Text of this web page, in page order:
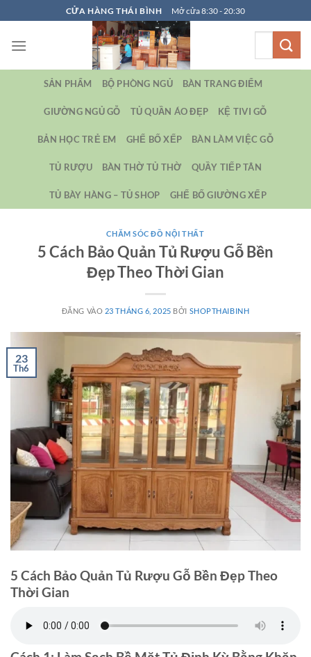
qua
nội
CỬA HÀNG THÁI BÌNH Mở cửa 8:30 - 20:30
SẢN PHẨM BỘ PHÒNG NGỦ BÀN TRANG ĐIỂM
GIƯỜNG NGỦ GỖ TỦ QUẦN ÁO ĐẸP KỆ TIVI GỖ
BẢN HỌC TRẺ EM GHẾ BỐ XẾP BÀN LÀM VIỆC GỖ
TỦ RƯỢU BÀN THỜ TỦ THỜ QUẦY TIẾP TÂN
TỦ BÀY HÀNG – TỦ SHOP GHẾ BỐ GIƯỜNG XẾP
CHĂM SÓC ĐỒ NỘI THẤT
5 Cách Bảo Quản Tủ Rượu Gỗ Bền
Đẹp Theo Thời Gian
ĐĂNG VÀO 23 THÁNG 6, 2025 BỞI SHOPTHAIBINH
23
Th6
5 Cách Bảo Quản Tủ Rượu Gỗ Bền Đẹp Theo
Thời Gian